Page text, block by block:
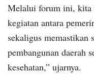
Melalui forum ini, kita
kegiatan antara
sekaligus memastikan
pembangunan daerah
kesehatan,” ujarnya.